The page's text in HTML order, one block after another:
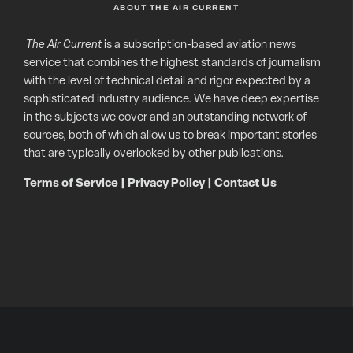
ABOUT THE AIR CURRENT
The Air Currentis a subscription-based aviation news
service that combines the highest standards of journalism
with the level of technical detail and rigor expected by a
sophisticated industry audience. We have deep expertise
in the subjects we cover and an outstanding network of
sources, both of which allow us to break important stories
that are typically overlooked by other publications.
Terms of Service Privacy Policy| Contact Us